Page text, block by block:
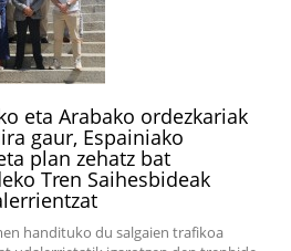
eta Arabako ordezkariak
gaur, Espainiako
plan zehatz bat
Tren Saihesbideak
handituko du salgaien trafikoa